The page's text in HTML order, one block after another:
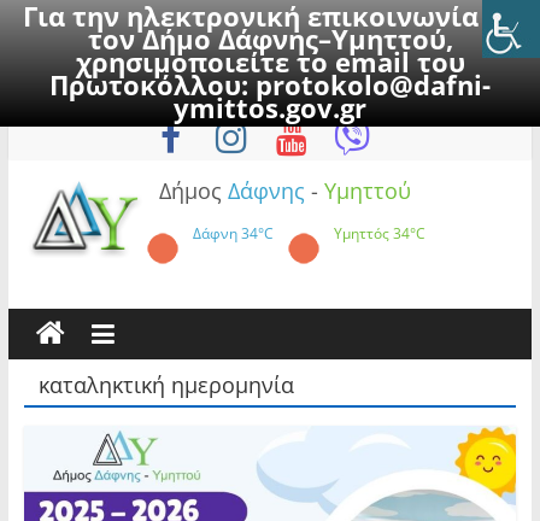
Για την ηλεκτρονική επικοινωνία με
τον Δήμο Δάφνης–Υμηττού,
χρησιμοποιείτε το email του
Πρωτοκόλλου:protokolo@dafni-
ymittos.gov.gr
to
Παρασκευή, 7 Αυγούστου 2026
Δήμος Δάφνης - Υμηττού
Δάφνη34°C Υμηττός34°C
καταληκτική ημερομηνία